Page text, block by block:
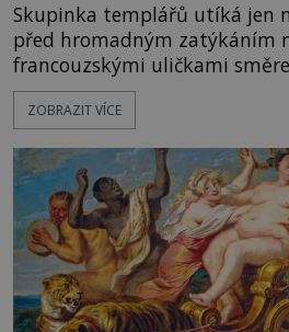
Skupinka templářů utíká jen
před hromadným zatýkáním
francouzskými uličkami
přístavu. Jeden z nich má přes
tajemným obsahem. Kapitán lodi už na ně čeká.
vyplouváme,“ sdělí jim.
kapitáne?“ zeptá se ho jeden z
ZOBRAZIT VÍCE